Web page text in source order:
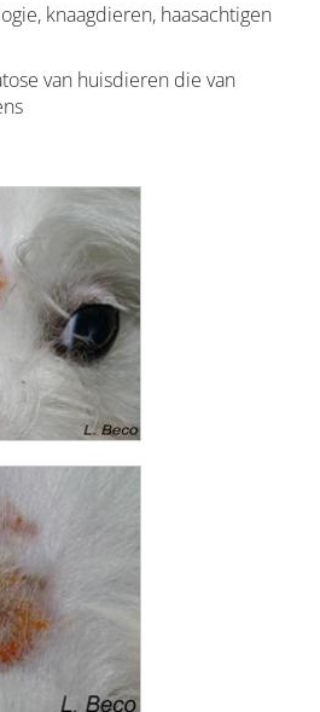
knaagdieren, haasachtigen
van huisdieren die van